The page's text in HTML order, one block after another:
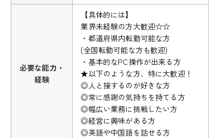
必要な能力・
経験
【具体的には】
業界未経験の方大歓迎☆☆
・都道府県内転勤可能な方
(全国転勤可能な方も歓迎)
・基本的なPC操作が出来る方
★以下のような方、特に大歓迎！
◎人と接するのが好きな方
◎常に感謝の気持ちを持てる方
◎幅広い業務に挑戦したい方
◎経営に興味がある方
◎英語や中国語を話せる方